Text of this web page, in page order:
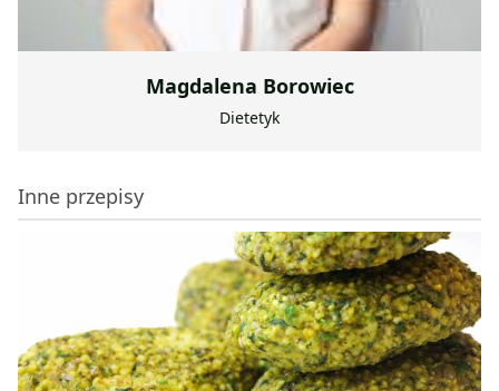
Magdalena Borowiec
Dietetyk
Inne przepisy